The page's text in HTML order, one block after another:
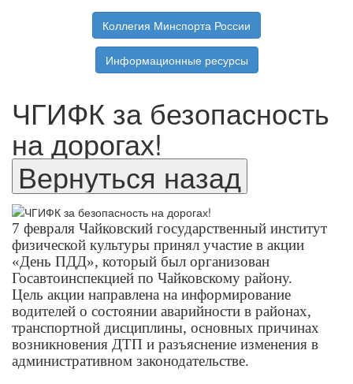
Коллегия Минспорта России
Информационные ресурсы
ЧГИФК за безопасность
на дорогах!
7 февраля Чайковский государственный институт
физической культуры принял участие в акции
«День ПДД», который был организован
Госавтоинспекцией по Чайковскому району.
Цель акции направлена на информирование
водителей о состоянии аварийности в районах,
транспортной дисциплины, основных причинах
возникновения ДТП и разъяснение изменения в
административном законодательстве.